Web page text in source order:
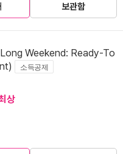
보관함
Weekend: Ready-To
소득공제
상